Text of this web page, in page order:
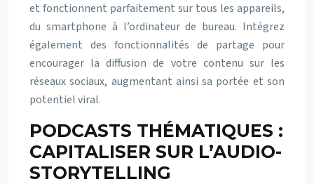
et fonctionnent parfaitement sur tous les appareils,
du smartphone à l’ordinateur de bureau. Intégrez
également des fonctionnalités de partage pour
encourager la diffusion de votre contenu sur les
réseaux sociaux, augmentant ainsi sa portée et son
potentiel viral.
PODCASTS THÉMATIQUES :
CAPITALISER SUR L’AUDIO-
STORYTELLING